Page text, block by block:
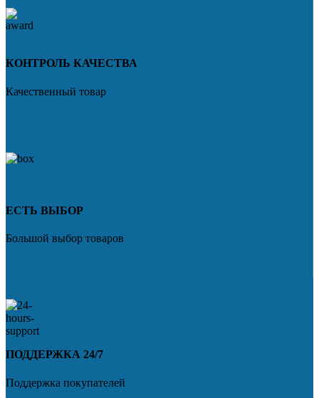
КОНТРОЛЬ КАЧЕСТВА
Качественный товар
ЕСТЬ ВЫБОР
Большой выбор товаров
ПОДДЕРЖКА 24/7
Поддержка покупателей